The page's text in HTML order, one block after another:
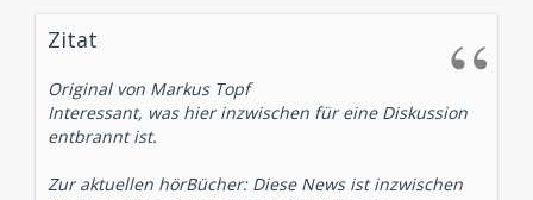
Zitat
Original von Markus Topf
Interessant, was hier inzwischen für eine Diskussion
entbrannt ist.
Zur aktuellen hörBücher: Diese News ist inzwischen